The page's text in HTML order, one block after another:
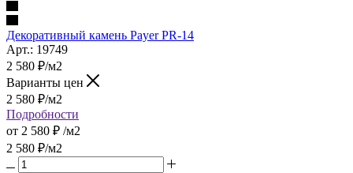
Декоративный камень Payer PR-14
Арт.: 19749
2 580 ₽/м2
Варианты цен
2 580 ₽/м2
Подробности
от 2 580 ₽ /м2
2 580 ₽/м2